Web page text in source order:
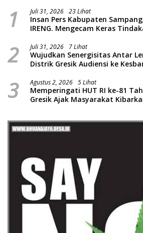
1 Juli 31, 2026 23 Lihat
Insan Pers Kabupaten
IRENG. Mengecam Keras
2 Juli 31, 2026 7 Lihat
Wujudkan Senergisitas Antar
Distrik Gresik Audiensi ke
Piatu
3 Agustus 2, 2026 5 Lihat
Memperingati HUT RI ke-81
Gresik Ajak Masyarakat